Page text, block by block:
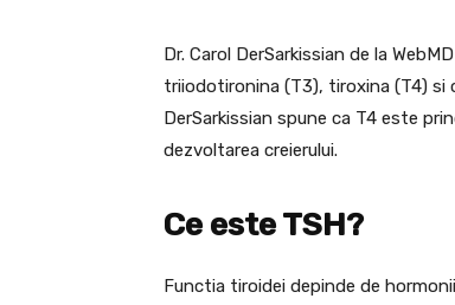
Dr. Carol DerSarkissian de la
triiodotironina (T3), tiroxina (T4) si
DerSarkissian spune ca T4 este
dezvoltarea creierului.
Ce este TSH?
Functia tiroidei depinde de